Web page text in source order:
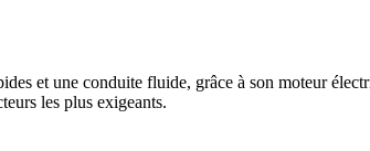
et une conduite fluide, grâce à son moteur
les plus exigeants.